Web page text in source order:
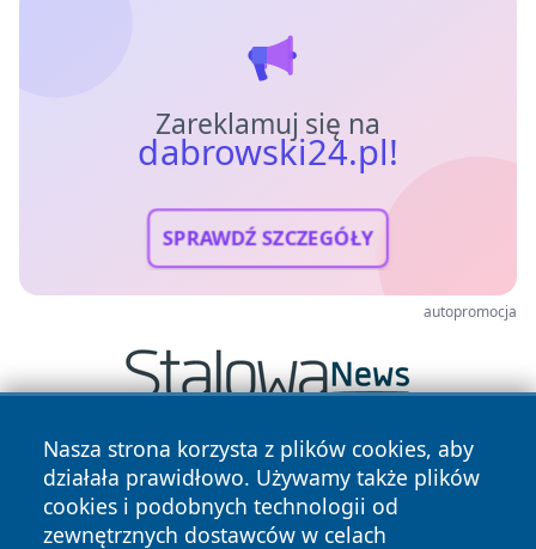
Zareklamuj się na
dabrowski24.pl!
SPRAWDŹ SZCZEGÓŁY
autopromocja
Nasza strona korzysta z plików cookies, aby
działała prawidłowo. Używamy także plików
cookies i podobnych technologii od
zewnętrznych dostawców w celach